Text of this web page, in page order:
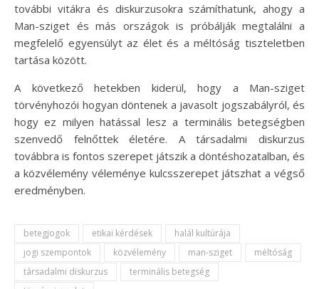
további vitákra és diskurzusokra számíthatunk, ahogy a
Man-sziget és más országok is próbálják megtalálni a
megfelelő egyensúlyt az élet és a méltóság tiszteletben
tartása között.
A következő hetekben kiderül, hogy a Man-sziget
törvényhozói hogyan döntenek a javasolt jogszabályról, és
hogy ez milyen hatással lesz a terminális betegségben
szenvedő felnőttek életére. A társadalmi diskurzus
továbbra is fontos szerepet játszik a döntéshozatalban, és
a közvélemény véleménye kulcsszerepet játszhat a végső
eredményben.
betegjogok etikai kérdések
halál kultúrája
jogi szempontok
közvélemény man-sziget
méltóság
társadalmi diskurzus
terminális betegség